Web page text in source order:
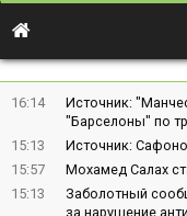
16:14
Источник:
"Барселоны" по
15:13
Источник:
15:57
Мохамед Салах
15:13
Заболотный
за нарушение